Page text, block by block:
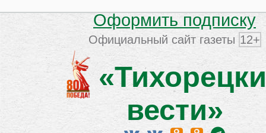
Оформить подписку
Официальный сайт газеты 12+
вести»